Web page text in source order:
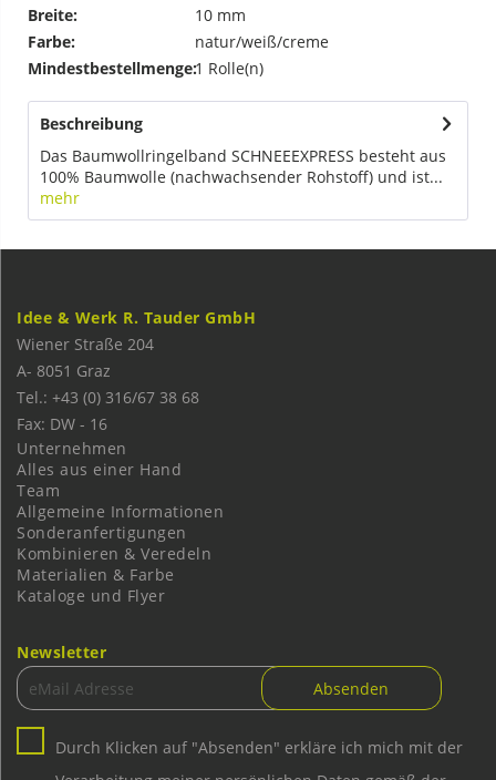
Breite:
10 mm
Farbe:
natur/weiß/creme
Mindestbestellmenge:1 Rolle(n)
Beschreibung
Das Baumwollringelband SCHNEEEXPRESS besteht aus
100% Baumwolle (nachwachsender Rohstoff) und ist...
mehr
Idee & Werk R. Tauder GmbH
Wiener Straße 204
A- 8051 Graz
Tel.: +43 (0) 316/67 38 68
Fax: DW - 16
Unternehmen
Alles aus einer Hand
Team
Allgemeine Informationen
Sonderanfertigungen
Kombinieren & Veredeln
Materialien & Farbe
Kataloge und Flyer
Newsletter
Durch Klicken auf "Absenden" erkläre ich mich mit der